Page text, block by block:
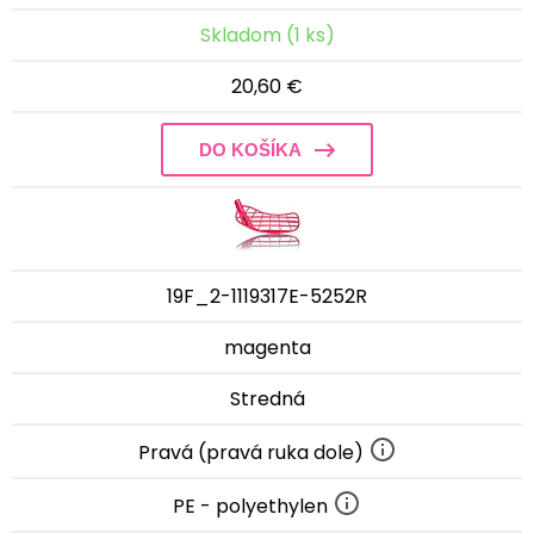
Skladom (1 ks)
20,60 €
DO KOŠÍKA
19F_2-1119317E-5252R
magenta
Stredná
Pravá (pravá ruka dole)
PE - polyethylen